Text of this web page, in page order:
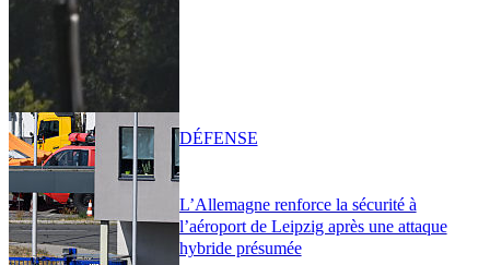
L’Allemagne renforce la sécurité à
l’aéroport de Leipzig après une attaque
hybride présumée
DÉFENSE